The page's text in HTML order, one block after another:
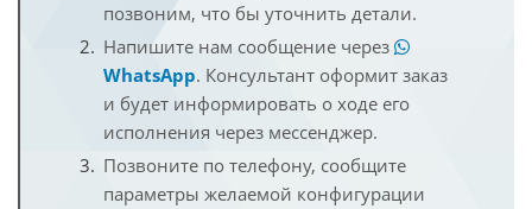
позвоним, что бы уточнить детали.
Напишите нам сообщение через
WhatsApp. Консультант оформит заказ
и будет информировать о ходе его
исполнения через мессенджер.
Позвоните по телефону, сообщите
параметры желаемой конфигурации